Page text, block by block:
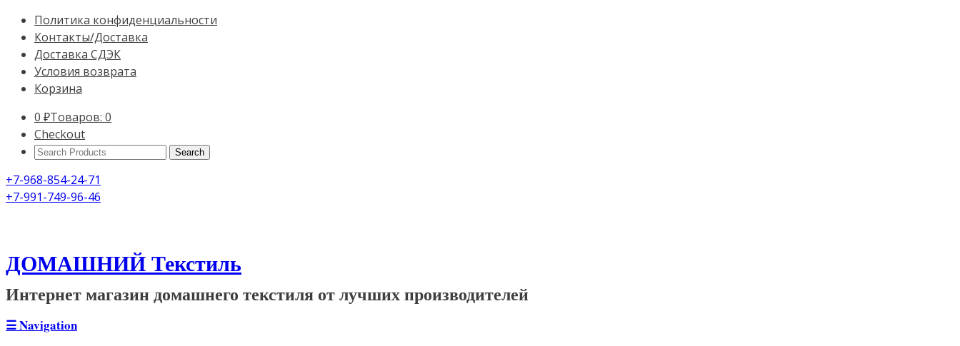
Политика конфиденциальности
Контакты/Доставка
Доставка СДЭК
Условия возврата
Корзина
0 ₽Товаров: 0
Checkout
Search
+7-968-854-24-71
+7-991-749-96-46
ДОМАШНИЙ Текстиль
Интернет магазин домашнего текстиля от лучших производителей
☰Navigation